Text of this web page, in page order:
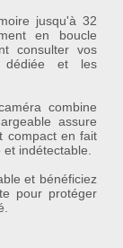
jusqu'à 32
en boucle
consulter vos
dédiée et les
combine
assure
compact en fait
indétectable.
et bénéficiez
pour protéger